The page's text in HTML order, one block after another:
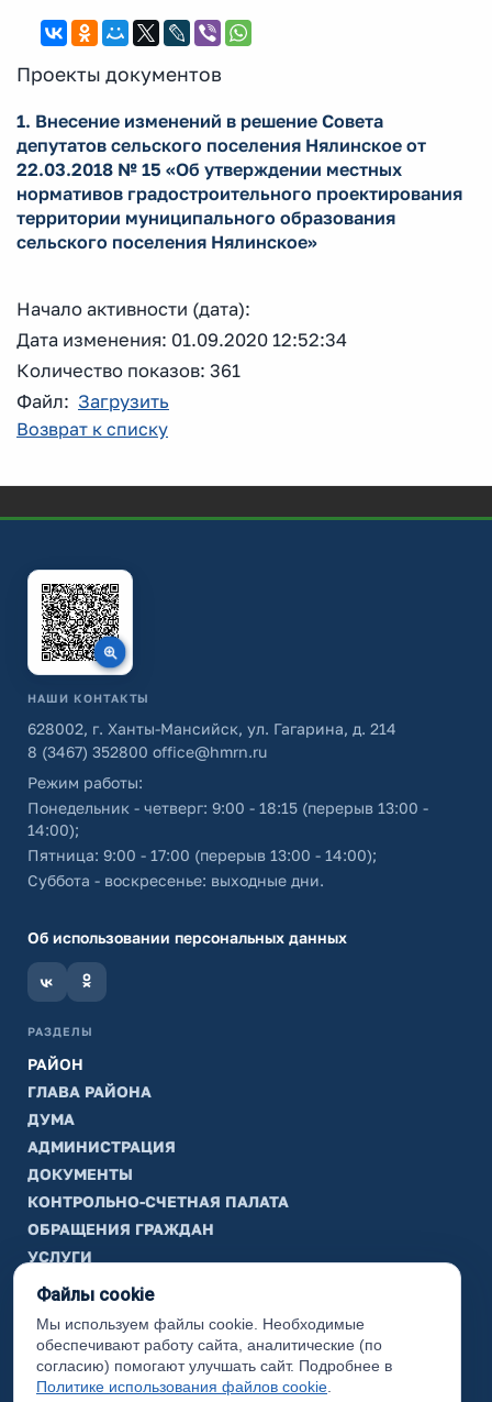
Проекты документов
1. Внесение изменений в решение Совета
депутатов сельского поселения Нялинское от
22.03.2018 № 15 «Об утверждении местных
нормативов градостроительного проектирования
территории муниципального образования
сельского поселения Нялинское»
Начало активности (дата):
Дата изменения: 01.09.2020 12:52:34
Количество показов: 361
Файл: Загрузить
Возврат к списку
НАШИ КОНТАКТЫ
628002, г. Ханты-Мансийск, ул. Гагарина, д. 214
8 (3467) 352800 office@hmrn.ru
Режим работы:
Понедельник - четверг: 9:00 - 18:15 (перерыв 13:00 -
14:00);
Пятница: 9:00 - 17:00 (перерыв 13:00 - 14:00);
Суббота - воскресенье: выходные дни.
Об использовании персональных данных
РАЗДЕЛЫ
РАЙОН
ГЛАВА РАЙОНА
ДУМА
АДМИНИСТРАЦИЯ
ДОКУМЕНТЫ
КОНТРОЛЬНО-СЧЕТНАЯ ПАЛАТА
ОБРАЩЕНИЯ ГРАЖДАН
УСЛУГИ
ТИК
ИНФОРМАЦИЯ
Законодательная карта
Карта сайта
Файлы cookie
Мы используем файлы cookie. Необходимые
обеспечивают работу сайта, аналитические (по
согласию) помогают улучшать сайт. Подробнее в
Политике использования файлов cookie